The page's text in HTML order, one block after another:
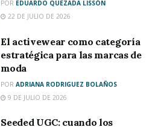
POR EDUARDO QUEZADA LISSÓN
22 DE JULIO DE 2026
El activewear como categoría
estratégica para las marcas de
moda
POR ADRIANA RODRIGUEZ BOLAÑOS
9 DE JULIO DE 2026
Seeded UGC: cuando los